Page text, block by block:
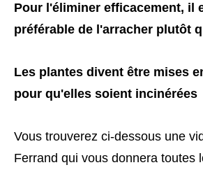
Pour l'éliminer efficacement, il
préférable de l'arracher plutôt
Les plantes divent être mises
pour qu'elles soient incinérées
Vous trouverez ci-dessous une
Ferrand qui vous donnera toutes